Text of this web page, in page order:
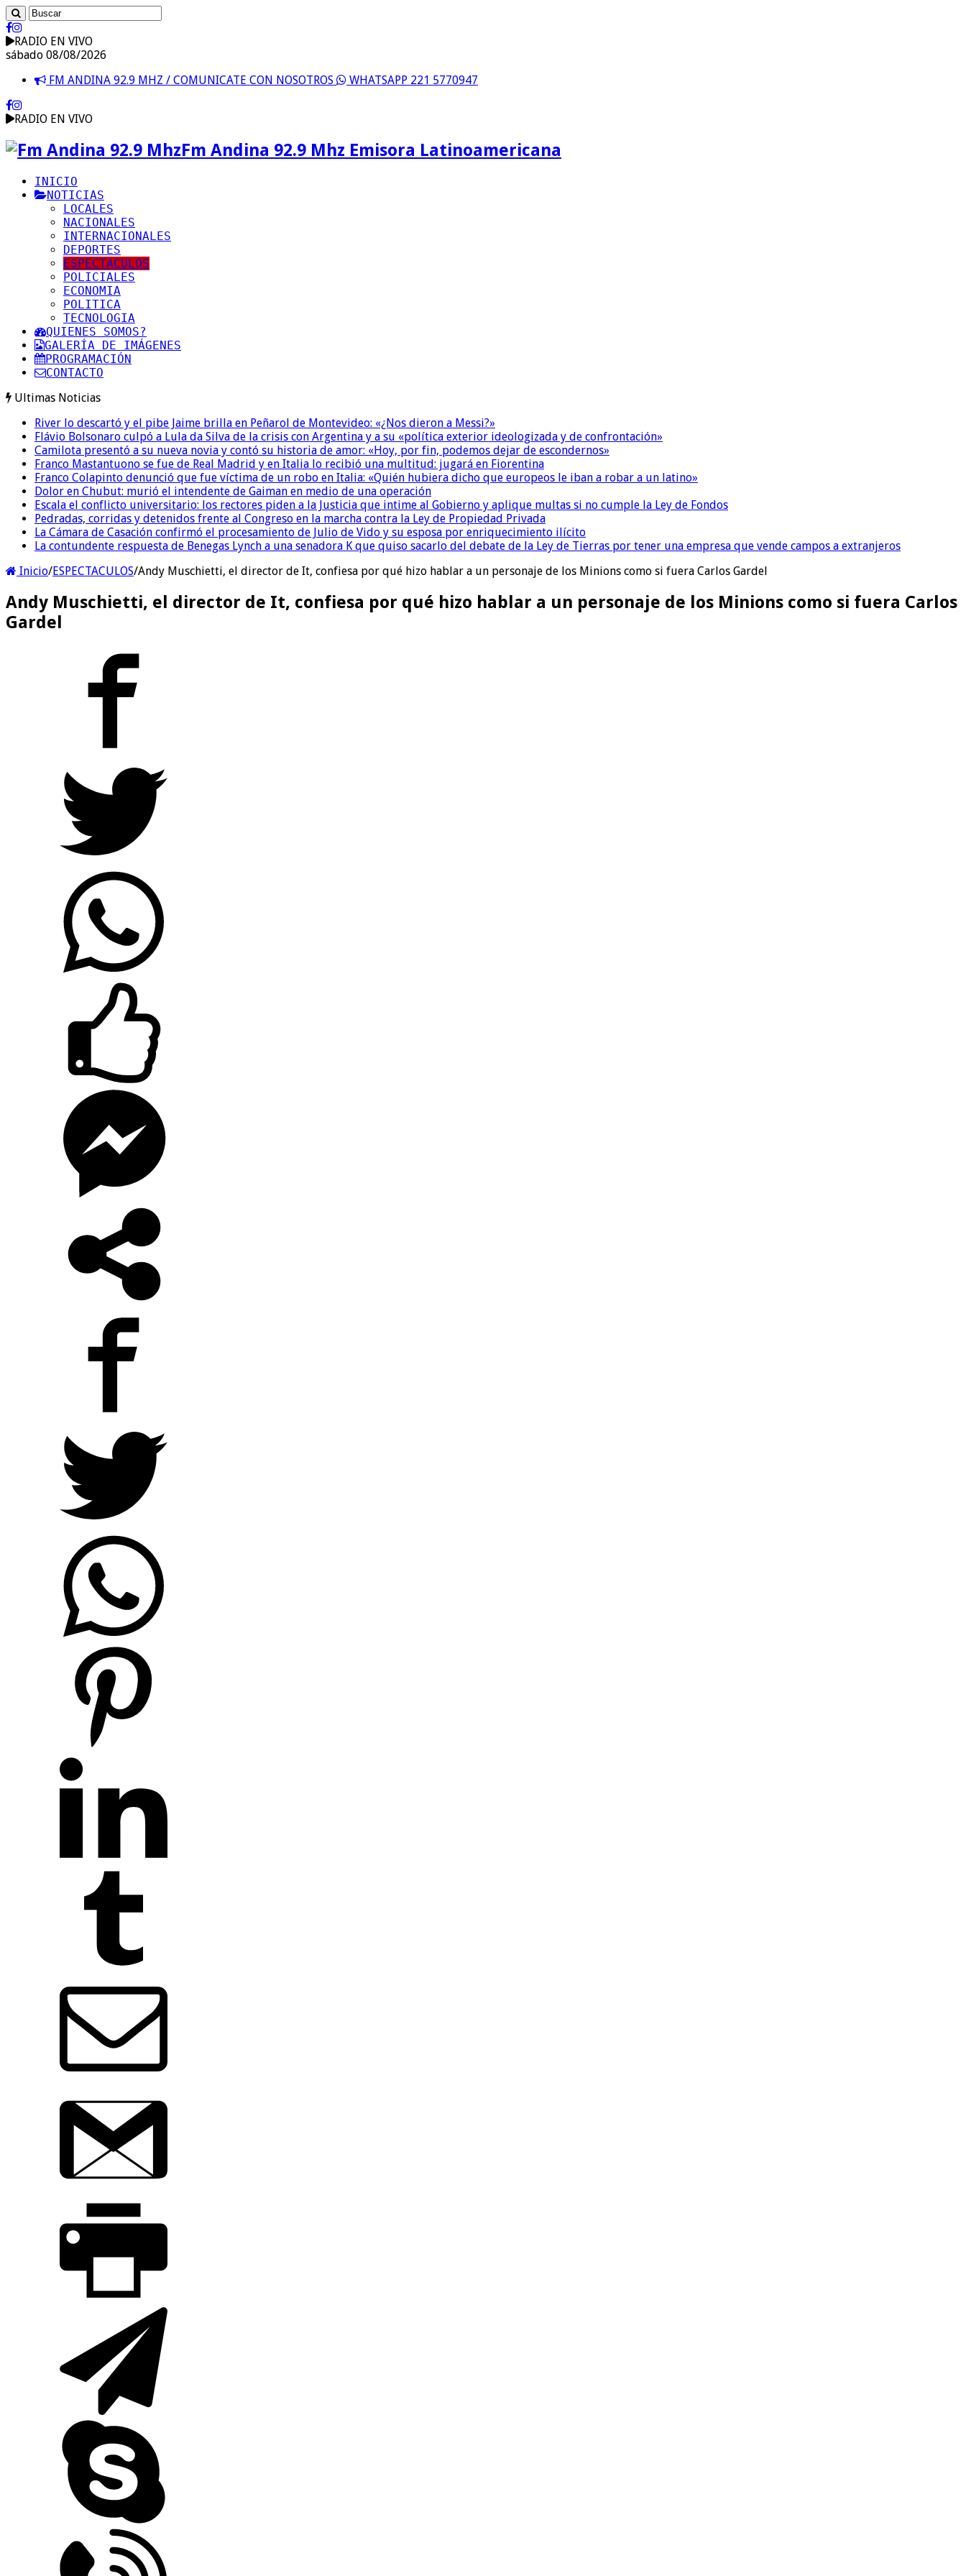
RADIO EN VIVO
sábado 08/08/2026
FM ANDINA 92.9 MHZ / COMUNICATE CON NOSOTROS
WHATSAPP 221 5770947
RADIO EN VIVO
Fm Andina 92.9 Mhz Emisora Latinoamericana
INICIO
NOTICIAS
LOCALES
NACIONALES
INTERNACIONALES
DEPORTES
ESPECTACULOS
POLICIALES
ECONOMIA
POLITICA
TECNOLOGIA
QUIENES SOMOS?
GALERÍA DE IMÁGENES
PROGRAMACIÓN
CONTACTO
Ultimas Noticias
River lo descartó y el pibe Jaime brilla en Peñarol de Montevideo: «¿Nos dieron a Messi?»
Flávio Bolsonaro culpó a Lula da Silva de la crisis con Argentina y a su «política exterior ideologizada y de confrontación»
Camilota presentó a su nueva novia y contó su historia de amor: «Hoy, por fin, podemos dejar de escondernos»
Franco Mastantuono se fue de Real Madrid y en Italia lo recibió una multitud: jugará en Fiorentina
Franco Colapinto denunció que fue víctima de un robo en Italia: «Quién hubiera dicho que europeos le iban a robar a un latino»
Dolor en Chubut: murió el intendente de Gaiman en medio de una operación
Escala el conflicto universitario: los rectores piden a la Justicia que intime al Gobierno y aplique multas si no cumple la Ley de Fondos
Pedradas, corridas y detenidos frente al Congreso en la marcha contra la Ley de Propiedad Privada
La Cámara de Casación confirmó el procesamiento de Julio de Vido y su esposa por enriquecimiento ilícito
La contundente respuesta de Benegas Lynch a una senadora K que quiso sacarlo del debate de la Ley de Tierras por tener una empresa que vende campos a extranjeros
Inicio/ESPECTACULOS/Andy Muschietti, el director de It, confiesa por qué hizo hablar a un personaje de los Minions como si fuera Carlos Gardel
Andy Muschietti, el director de It, confiesa por qué hizo hablar a un personaje de los Minions como si fuera Carlos
Gardel